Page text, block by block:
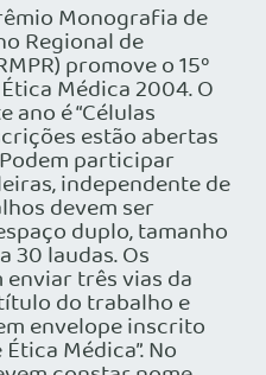
Monografia de
Regional de
promove o 15º
Médica 2004. O
é “Células
estão abertas
participar
independente de
devem ser
duplo, tamanho
30 laudas. Os
três vias da
do trabalho e
envelope inscrito
Médica”. No